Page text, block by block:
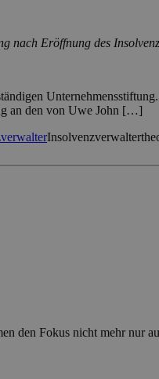
nach Eröffnung des
an den von Uwe John […]
den Fokus nicht mehr nur